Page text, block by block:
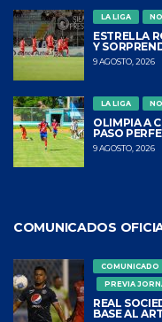
LA LIGA
ESTRELLA
Y
9 AGOSTO, 2026
LA LIGA
OLIMPIA A
PASO
9 AGOSTO, 2026
COMUNICADOS
COMUNICADO
PREVIA
REAL
BASE AL